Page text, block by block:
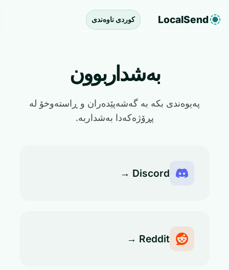
LocalSend کوردی ناوەندی
بەشداربوون
پەیوەندی بکە بە گەشەپێدەران و ڕاستەوخۆ لە
پڕۆژەکەدا بەشداربە.
Discord →
Reddit →